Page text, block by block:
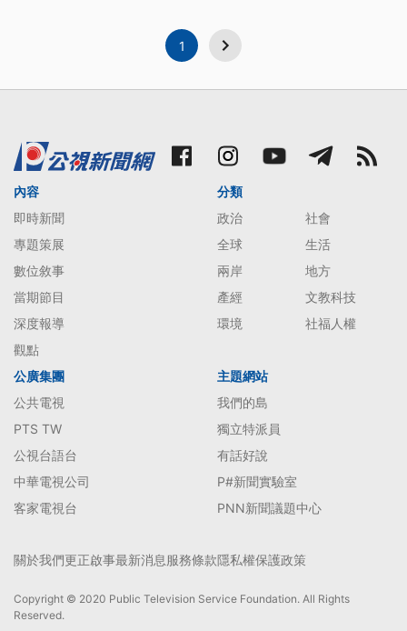
1
內容
即時新聞
專題策展
數位敘事
當期節目
深度報導
觀點
分類
政治
社會
全球
生活
兩岸
地方
產經
文教科技
環境
社福人權
公廣集團
公共電視
PTS TW
公視台語台
中華電視公司
客家電視台
主題網站
我們的島
獨立特派員
有話好說
P#新聞實驗室
PNN新聞議題中心
關於我們更正啟事最新消息服務條款隱私權保護政策
Copyright © 2020 Public Television Service Foundation. All Rights
Reserved.